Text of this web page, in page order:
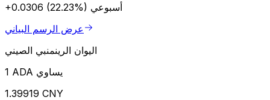
+0.0306 (22.23%) أسبوعي
عرض الرسم البياني
اليوان الرينمنبي الصيني
1 ADA يساوي
1.39919 CNY